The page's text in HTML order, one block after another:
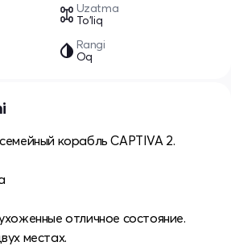
Uzatma
To'liq
Rangi
Oq
корабль CAPTIVA 2.
отличное состояние.
местах.